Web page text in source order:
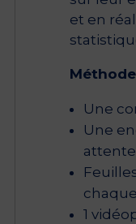
et en
Une
Une
1